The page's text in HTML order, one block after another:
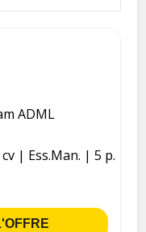
ADML
Ess.Man.
5 p.